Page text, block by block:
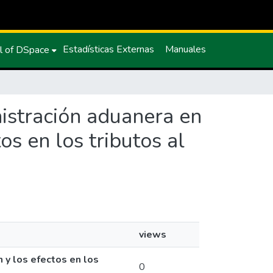
of DSpace Estadísticas Externas Manuales
aduanera en
en los tributos al
views
y los efectos en los
0